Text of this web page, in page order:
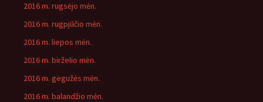
2016 m. rugsėjo mėn.
2016 m. rugpjūčio mėn.
2016 m. liepos mėn.
2016 m. birželio mėn.
2016 m. gegužės mėn.
2016 m. balandžio mėn.